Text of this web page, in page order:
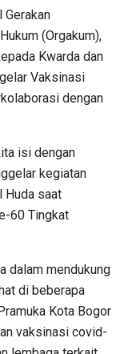
Gerakan
(Orgakum),
Kwarda dan
Vaksinasi
dengan
isi dengan
kegiatan
Huda saat
60 Tingkat
dalam mendukung
di beberapa
Kota Bogor
vaksinasi covid-